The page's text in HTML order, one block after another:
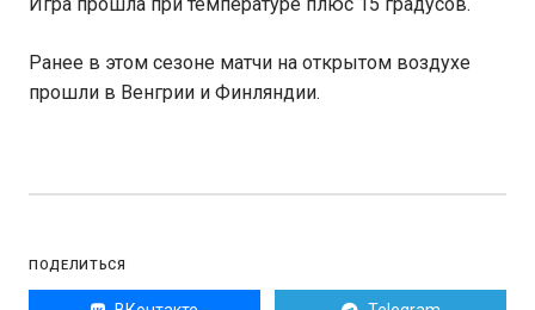
Ранее в этом сезоне матчи на открытом воздухе
прошли в Венгрии и Финляндии.
ПОДЕЛИТЬСЯ